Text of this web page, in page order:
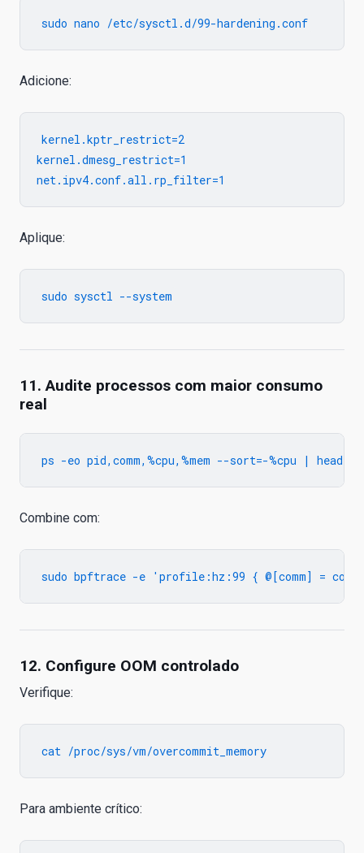
Adicione:
kernel.kptr_restrict=2
kernel.dmesg_restrict=1
Aplique:
11. Audite processos com maior consumo
real
Combine com:
12. Configure OOM controlado
Verifique:
Para ambiente crítico: